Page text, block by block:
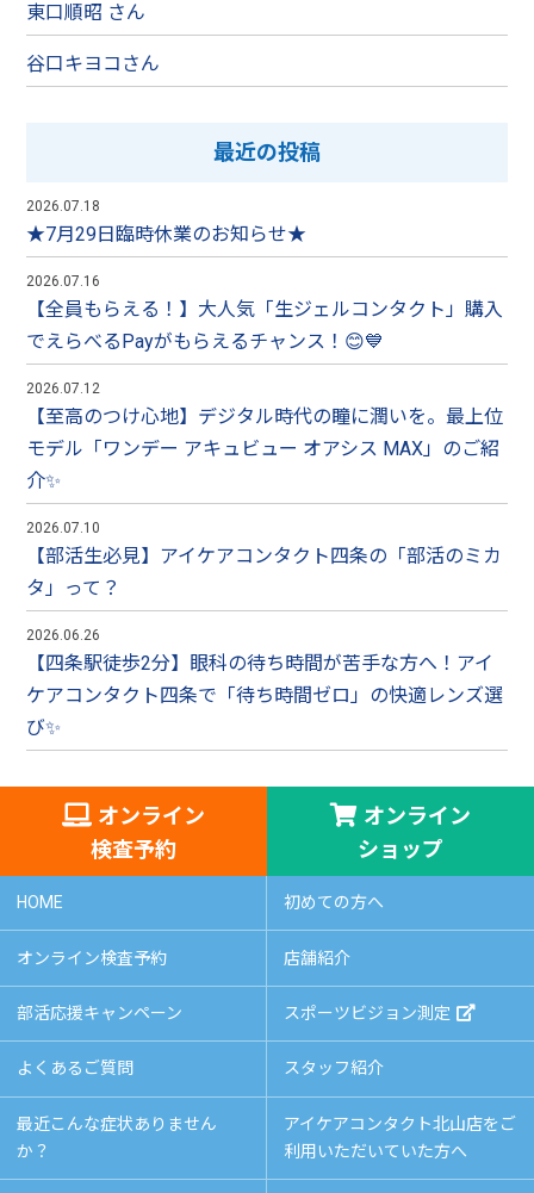
東口順昭 さん
谷口キヨコさん
最近の投稿
2026.07.18
★7月29日臨時休業のお知らせ★
2026.07.16
【全員もらえる！】大人気「生ジェルコンタクト」購入
でえらべるPayがもらえるチャンス！😊💙
2026.07.12
【至高のつけ心地】デジタル時代の瞳に潤いを。最上位
モデル「ワンデー アキュビュー オアシス MAX」のご紹
介✨
2026.07.10
【部活生必見】アイケアコンタクト四条の「部活のミカ
タ」って？
2026.06.26
【四条駅徒歩2分】眼科の待ち時間が苦手な方へ！アイ
ケアコンタクト四条で「待ち時間ゼロ」の快適レンズ選
び✨
オンライン
検査予約
オンライン
ショップ
HOME 初めての方へ
オンライン検査予約 店舗紹介
部活応援キャンペーン スポーツビジョン測定
よくあるご質問 スタッフ紹介
最近こんな症状ありません
か？
アイケアコンタクト北山店をご
利用いただいていた方へ